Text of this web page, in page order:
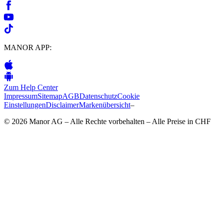
MANOR APP:
Zum Help Center
ImpressumSitemapAGBDatenschutzCookie
EinstellungenDisclaimerMarkenübersicht–
© 2026 Manor AG – Alle Rechte vorbehalten – Alle Preise in CHF